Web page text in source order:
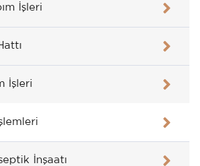
İşleri
İşleri
İnşaatı